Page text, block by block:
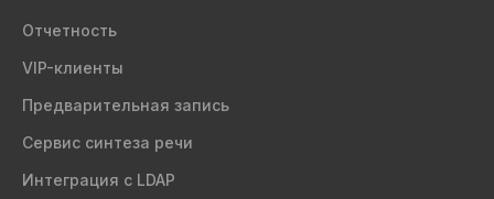
Отчетность
VIP-клиенты
Предварительная запись
Сервис синтеза речи
Интеграция с LDAP